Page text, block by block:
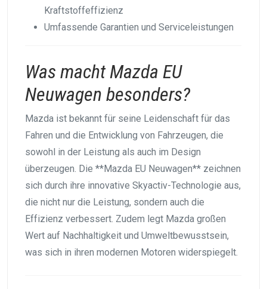
Kraftstoffeffizienz
Umfassende Garantien und Serviceleistungen
Was macht Mazda EU
Neuwagen besonders?
Mazda ist bekannt für seine Leidenschaft für das
Fahren und die Entwicklung von Fahrzeugen, die
sowohl in der Leistung als auch im Design
überzeugen. Die **Mazda EU Neuwagen** zeichnen
sich durch ihre innovative Skyactiv-Technologie aus,
die nicht nur die Leistung, sondern auch die
Effizienz verbessert. Zudem legt Mazda großen
Wert auf Nachhaltigkeit und Umweltbewusstsein,
was sich in ihren modernen Motoren widerspiegelt.